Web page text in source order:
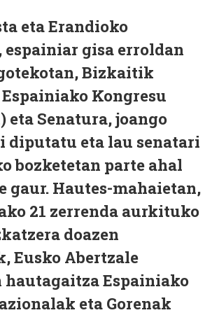
eta Erandioko
gisa erroldan
Bizkaitik
Kongresu
eta Senatura, joango
diputatu eta lau senatari
bozketetan parte ahal
gaur. Hautes-mahaietan,
21 zerrenda aurkituko
doazen
Eusko Abertzale
Espainiako
eta Gorenak